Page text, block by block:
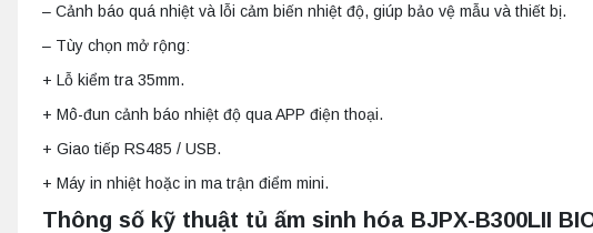
– Cảnh báo quá nhiệt và lỗi cảm biến nhiệt độ, giúp bảo vệ mẫu và thiết bị.
– Tùy chọn mở rộng:
+ Lỗ kiểm tra 35mm.
+ Mô-đun cảnh báo nhiệt độ qua APP điện thoại.
+ Giao tiếp RS485 / USB.
+ Máy in nhiệt hoặc in ma trận điểm mini.
Thông số kỹ thuật tủ ấm sinh hóa BJPX-B300LII